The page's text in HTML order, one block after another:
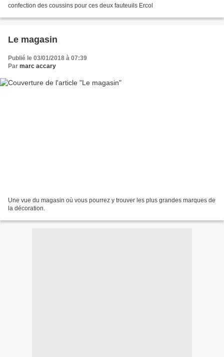
￼confection des coussins pour ces deux fauteuils Ercol
Le magasin
Publié le 03/01/2018 à 07:39
Par marc accary
Une vue du magasin où vous pourrez y trouver les plus grandes marques de
la décoration.